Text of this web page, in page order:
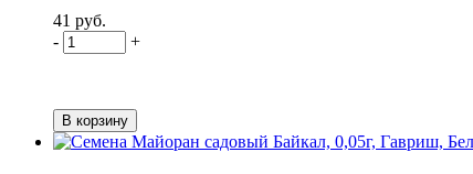
41 руб.
-
+